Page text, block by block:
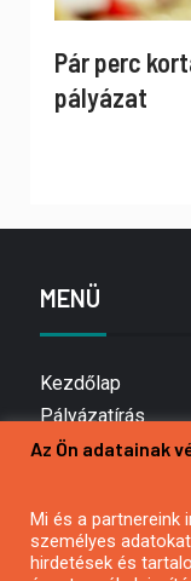
Pár perc
pályázat
MENÜ
Kezdőlap
Pályázatírás
Bemutatkozás
Hírlevél
Impresszum
Az Ön adatainak
Mi és a
személyes
hirdetések és